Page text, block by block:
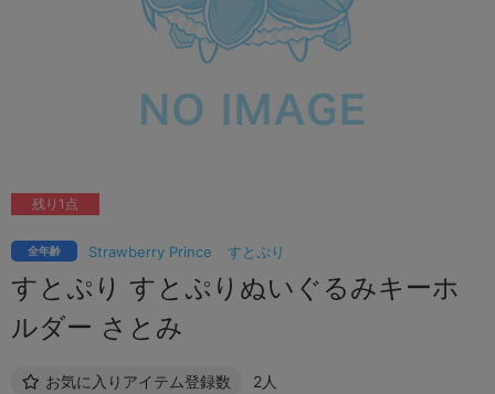
Strawberry Prince すとぷり
全年齢
すとぷり すとぷりぬいぐるみキーホ
ルダー さとみ
お気に入りアイテム登録数 2人
残り1点